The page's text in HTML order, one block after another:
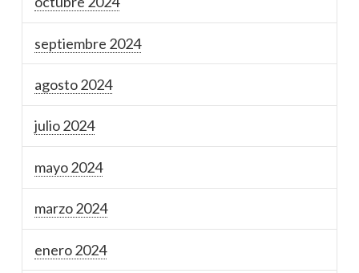
septiembre 2024
agosto 2024
julio 2024
mayo 2024
marzo 2024
enero 2024